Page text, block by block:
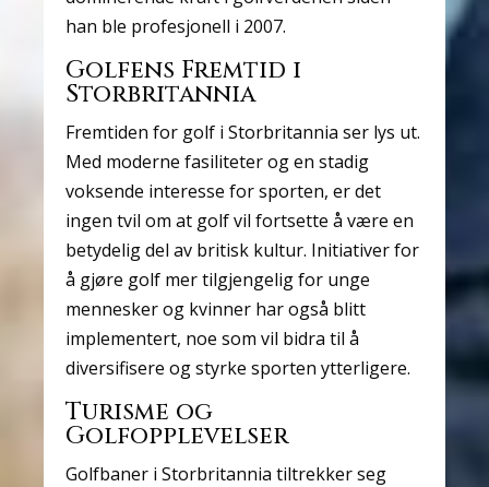
han ble profesjonell i 2007.
Golfens Fremtid i
Storbritannia
Fremtiden for golf i Storbritannia ser lys ut.
Med moderne fasiliteter og en stadig
voksende interesse for sporten, er det
ingen tvil om at golf vil fortsette å være en
betydelig del av britisk kultur. Initiativer for
å gjøre golf mer tilgjengelig for unge
mennesker og kvinner har også blitt
implementert, noe som vil bidra til å
diversifisere og styrke sporten ytterligere.
Turisme og
Golfopplevelser
Golfbaner i Storbritannia tiltrekker seg